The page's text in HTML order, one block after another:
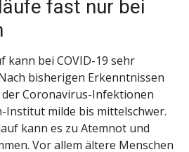
fast nur bei
kann bei COVID-19 sehr
bisherigen Erkenntnissen
Coronavirus-Infektionen
Institut milde bis mittelschwer.
kann es zu Atemnot und
Vor allem ältere Menschen